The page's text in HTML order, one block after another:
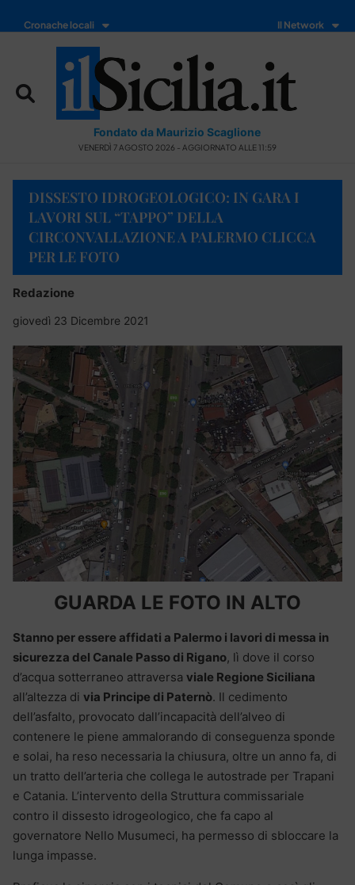
Cronache locali Il Network
Fondato da Maurizio Scaglione
VENERDÌ 7 AGOSTO 2026 - AGGIORNATO ALLE 11:59
DISSESTO IDROGEOLOGICO: IN GARA I
LAVORI SUL “TAPPO” DELLA
CIRCONVALLAZIONE A PALERMO CLICCA
PER LE FOTO
Redazione
giovedì 23 Dicembre 2021
GUARDA LE FOTO IN ALTO
Stanno per essere affidati a Palermo i lavori di messa in
sicurezza del Canale Passo di Rigano, lì dove il corso
d’acqua sotterraneo attraversa viale Regione Siciliana
all’altezza di via Principe di Paternò. Il cedimento
dell’asfalto, provocato dall’incapacità dell’alveo di
contenere le piene ammalorando di conseguenza sponde
e solai, ha reso necessaria la chiusura, oltre un anno fa, di
un tratto dell’arteria che collega le autostrade per Trapani
e Catania. L’intervento della Struttura commissariale
contro il dissesto idrogeologico, che fa capo al
governatore Nello Musumeci, ha permesso di sbloccare la
lunga impasse.